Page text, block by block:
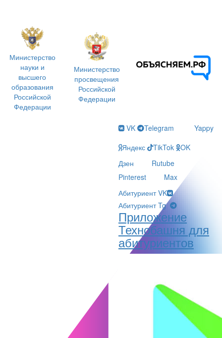
Министерство
науки и
высшего
образования
Российской
Федерации
Министерство
просвещения
Российской
Федерации
VK Telegram
Yappy
Яндекс
TikTok
OK
Дзен
Rutube
Pinterest
Max
Абитуриент VK
Абитуриент Tg
Приложение
Технобашня для
абитуриентов